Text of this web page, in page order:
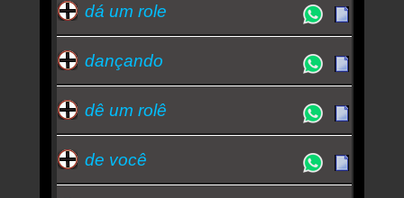
dá um role
dançando
dê um rolê
de você